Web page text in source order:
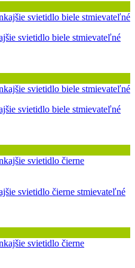
svietidlo biele stmievateľné
svietidlo biele stmievateľné
svietidlo čierne stmievateľné